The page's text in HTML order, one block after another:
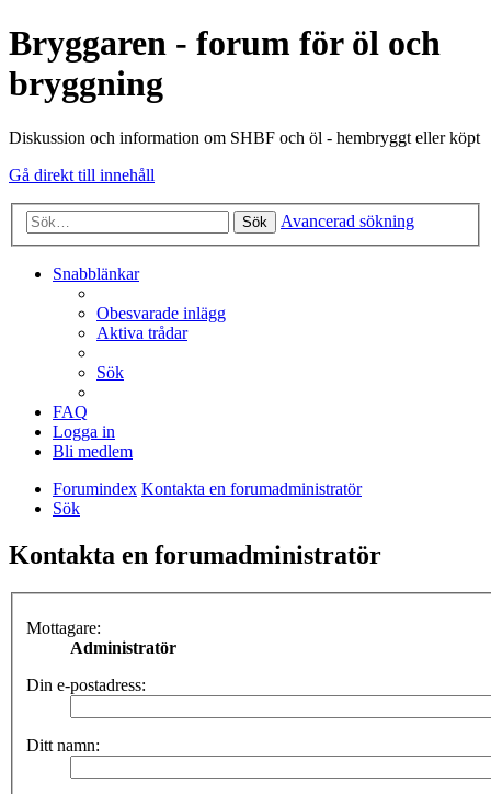
Bryggaren - forum för öl och
bryggning
Diskussion och information om SHBF och öl - hembryggt eller köpt
Gå direkt till innehåll
Sök Avancerad sökning
Snabblänkar
Obesvarade inlägg
Aktiva trådar
Sök
FAQ
Logga in
Bli medlem
Forumindex Kontakta en forumadministratör
Sök
Kontakta en forumadministratör
Mottagare:
Administratör
Din e-postadress:
Ditt namn: